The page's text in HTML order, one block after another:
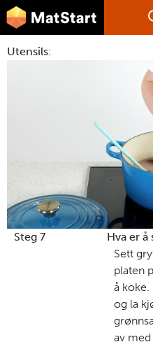
Hopp til hovedinnhold
MatStart
FØR DU
LÆR MER
TIL DE VOKSNE
Utensils:
Steg 7
Sett
platen
å
og la
av med
Hva er å